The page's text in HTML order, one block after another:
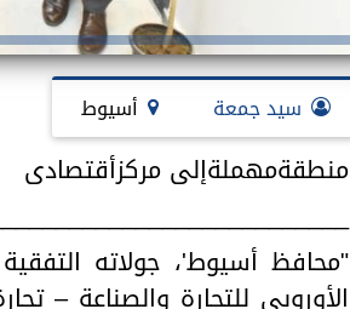
سيد جمعة أسيوط
منطقةمهملةإلى مركزأقتصادى
"محافظ أسيوط'، جولاته